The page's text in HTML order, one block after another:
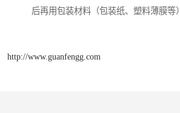
后再用包装材料（包装纸、塑料薄膜等
http://www.guanfengg.com